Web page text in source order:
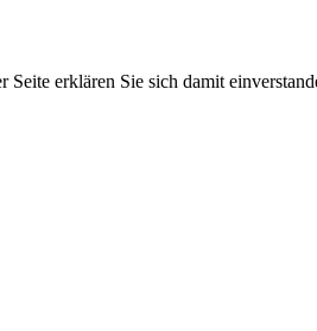
erklären Sie sich damit